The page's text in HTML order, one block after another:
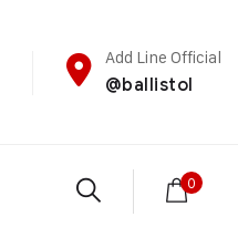
Add Line Official
@ballistol
0